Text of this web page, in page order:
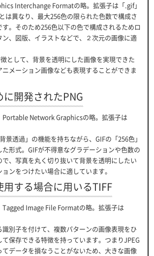
Interchange Formatの略。拡張子は「.gif」
は異なり、最大256色の限られた色数で構成さ
。そのため256色以下の色で構成されるためロ
、図版、イラストなどで、２次元の画像に適
として、背景を透明にした画像を実現できた
ニメーション画像なども表現することができま
開発されたPNG
Portable Network Graphicsの略。拡張子は
景透過」の機能を持ちながら、GIFの「256色」
形式。GIFが不得意なグラデーションや色数の
、写真を丸く切り抜いて背景を透明にしたい
ンをつけたい場合に適しています。
用する場合に用いるTIFF
Tagged Image File Formatの略。拡張子は
識別子を付けて、複数パターンの画像表現をひ
保存できる特徴を持っています。つまりJPEG
データを損なうことがないため、大きな画像